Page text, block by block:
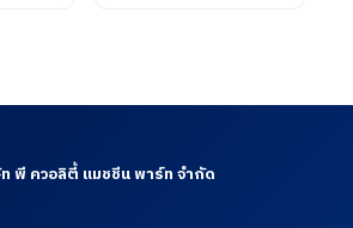
ลิต
ร
โดยโรงพยาบาลเกษม
พี ควอลิตี้ แมชชีน พาร์ท จำกัด